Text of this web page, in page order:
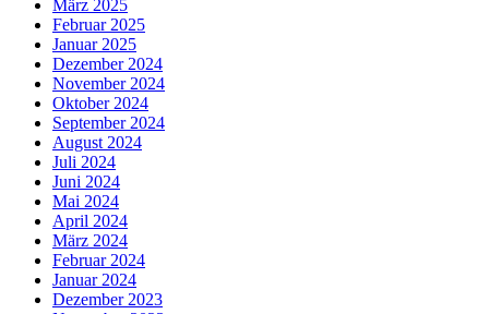
März 2025
Februar 2025
Januar 2025
Dezember 2024
November 2024
Oktober 2024
September 2024
August 2024
Juli 2024
Juni 2024
Mai 2024
April 2024
März 2024
Februar 2024
Januar 2024
Dezember 2023